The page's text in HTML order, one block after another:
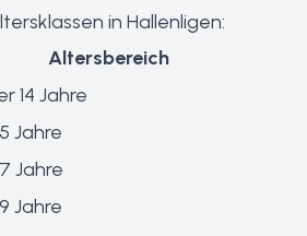
in Hallenligen:
Altersbereich
14 Jahre
Jahre
Jahre
Jahre